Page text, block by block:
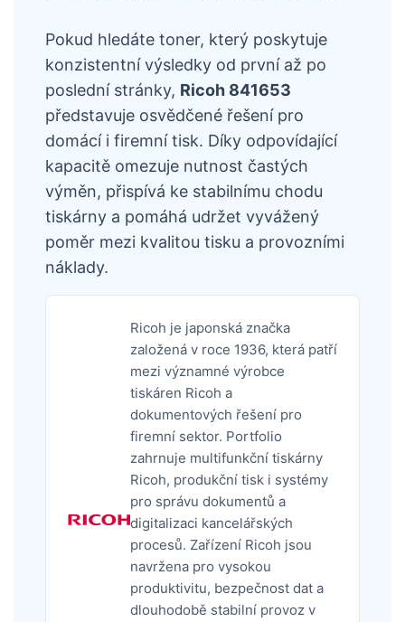
Pokud hledáte toner, který poskytuje
konzistentní výsledky od první až po
poslední stránky, Ricoh 841653
představuje osvědčené řešení pro
domácí i firemní tisk. Díky odpovídající
kapacitě omezuje nutnost častých
výměn, přispívá ke stabilnímu chodu
tiskárny a pomáhá udržet vyvážený
poměr mezi kvalitou tisku a provozními
náklady.
Ricoh je japonská značka
založená v roce 1936, která patří
mezi významné výrobce
tiskáren Ricoh a
dokumentových řešení pro
firemní sektor. Portfolio
zahrnuje multifunkční tiskárny
Ricoh, produkční tisk i systémy
pro správu dokumentů a
digitalizaci kancelářských
procesů. Zařízení Ricoh jsou
navržena pro vysokou
produktivitu, bezpečnost dat a
dlouhodobě stabilní provoz v